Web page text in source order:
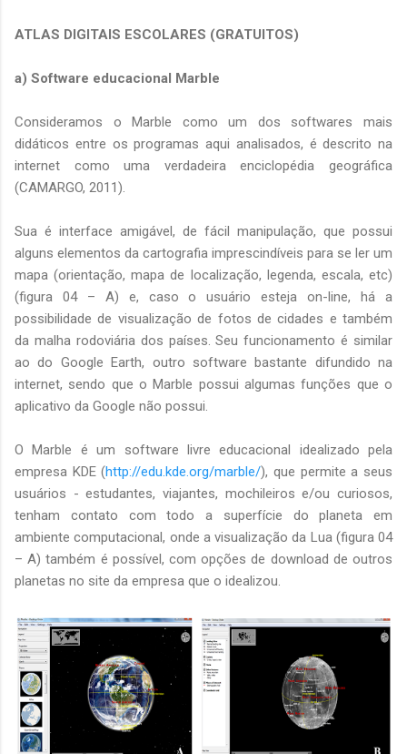
ATLAS DIGITAIS ESCOLARES (GRATUITOS)
a) Software educacional Marble
Consideramos o Marble como um dos softwares mais
didáticos entre os programas aqui analisados, é descrito na
internet como uma verdadeira enciclopédia geográfica
(CAMARGO, 2011).
Sua é interface amigável, de fácil manipulação, que possui
alguns elementos da cartografia imprescindíveis para se ler um
mapa (orientação, mapa de localização, legenda, escala, etc)
(figura 04 – A) e, caso o usuário esteja on-line, há a
possibilidade de visualização de fotos de cidades e também
da malha rodoviária dos países. Seu funcionamento é similar
ao do Google Earth, outro software bastante difundido na
internet, sendo que o Marble possui algumas funções que o
aplicativo da Google não possui.
O Marble é um software livre educacional idealizado pela
empresa KDE (http://edu.kde.org/marble/), que permite a seus
usuários - estudantes, viajantes, mochileiros e/ou curiosos,
tenham contato com todo a superfície do planeta em
ambiente computacional, onde a visualização da Lua (figura 04
– A) também é possível, com opções de download de outros
planetas no site da empresa que o idealizou.